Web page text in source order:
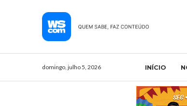
domingo, julho 5, 2026 INÍCIO